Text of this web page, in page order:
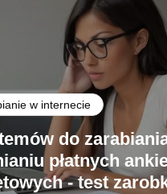
w internecie
do
płatnych
- test